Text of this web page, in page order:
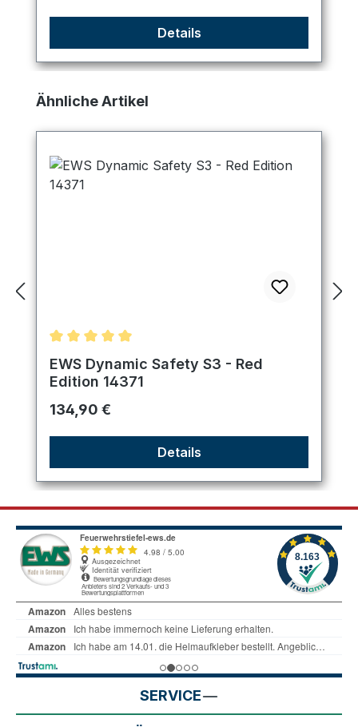
Details
Produktgalerie überspringen
Ähnliche Artikel
Durchschnittliche Bewertung von 5 von 5 Sternen
EWS Dynamic Safety S3 - Red
Edition 14371
Regulärer Preis:
134,90 €
Details
SERVICE